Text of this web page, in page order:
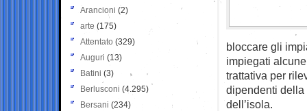
bloccare gli
impiegati
trattativa per
dipendenti della
dell’isola.
Arancioni (2)
arte (175)
Attentato (329)
Auguri (13)
Batini (3)
Berlusconi (4.295)
Bersani (234)